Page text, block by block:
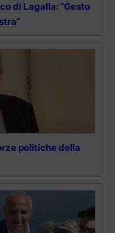
di Lagalla: “Gesto
politiche della